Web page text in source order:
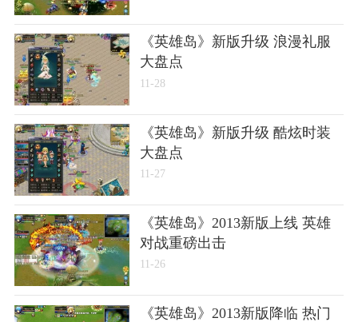
《英雄岛》新版升级 浪漫礼服
大盘点
11-28
《英雄岛》新版升级 酷炫时装
大盘点
11-27
《英雄岛》2013新版上线 英雄
对战重磅出击
11-26
《英雄岛》2013新版降临 热门